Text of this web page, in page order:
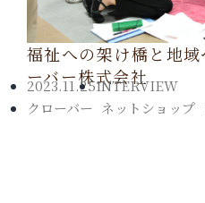
福祉への架け橋と地
ーバー株式会社
2023.11.25INTERVIEW
クローバー ネットショップ